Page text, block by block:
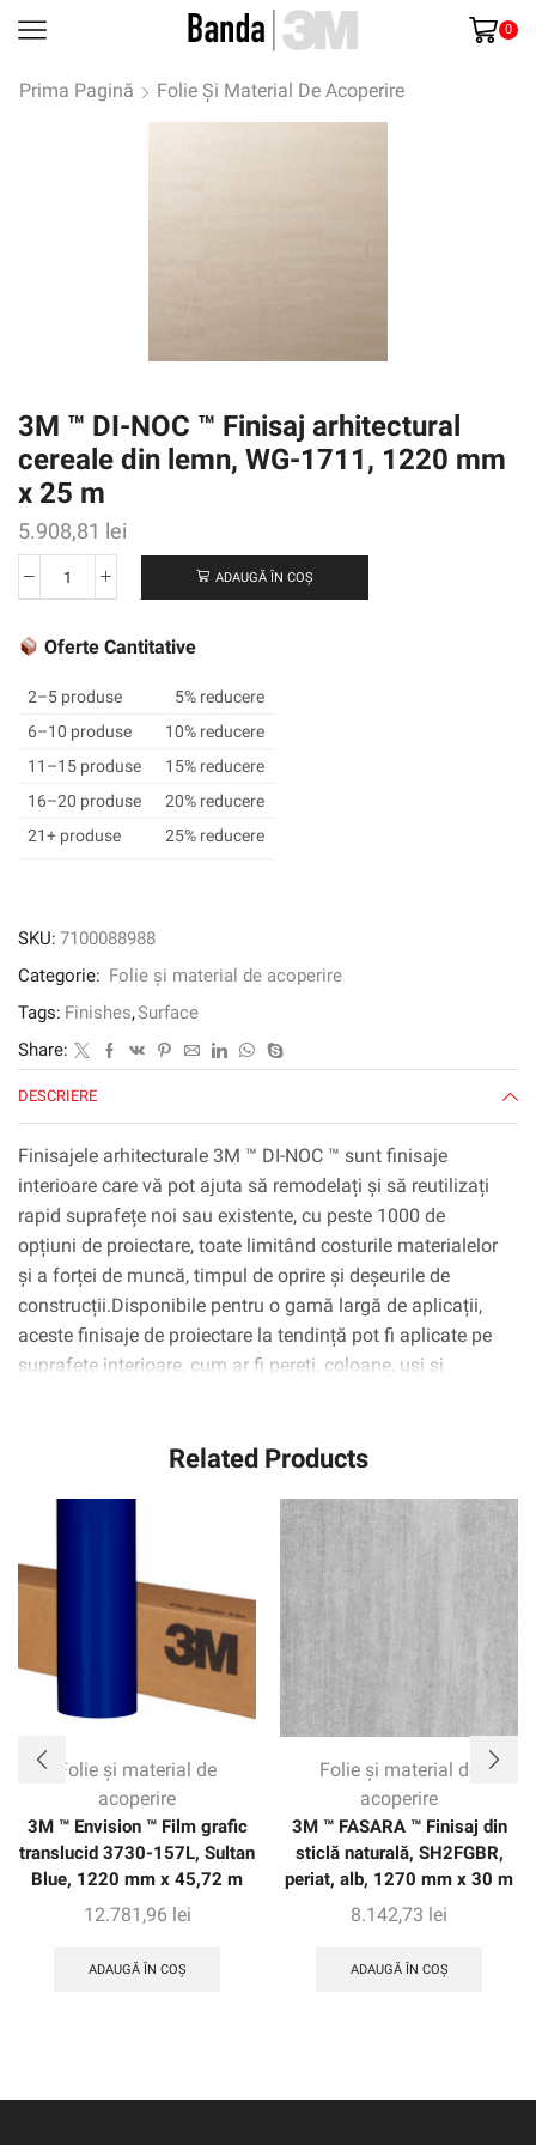
0
Prima Pagină Folie Și Material De Acoperire
3M ™ DI-NOC ™ Finisaj arhitectural
cereale din lemn, WG-1711, 1220 mm
x 25 m
5.908,81 lei
Cantitate
™
NOC
Finisaj
arhitectural
cereale
din
1220
x
25
ADAUGĂ ÎN COȘ
Oferte Cantitative
2–5 produse
5% reducere
6–10 produse
10% reducere
11–15 produse
15% reducere
16–20 produse
20% reducere
21+ produse
25% reducere
SKU: 7100088988
Categorie: Folie și material de acoperire
Tags: Finishes,Surface
Share:
DESCRIERE
Finisajele arhitecturale 3M ™ DI-NOC ™ sunt finisaje
interioare care vă pot ajuta să remodelați și să reutilizați
rapid suprafețe noi sau existente, cu peste 1000 de
opțiuni de proiectare, toate limitând costurile materialelor
și a forței de muncă, timpul de oprire și deșeurile de
construcții.Disponibile pentru o gamă largă de aplicații,
aceste finisaje de proiectare la tendință pot fi aplicate pe
suprafețe interioare, cum ar fi pereți, coloane, uși și
practic bulele de aer, simplificând și accelerând procesul
Related Products
Folie și material de
acoperire
3M ™ Envision ™ Film grafic
translucid 3730-157L, Sultan
Blue, 1220 mm x 45,72 m
12.781,96 lei
ADAUGĂ ÎN COȘ
Folie și material de
acoperire
3M ™ FASARA ™ Finisaj din
sticlă naturală, SH2FGBR,
periat, alb, 1270 mm x 30 m
8.142,73 lei
ADAUGĂ ÎN COȘ